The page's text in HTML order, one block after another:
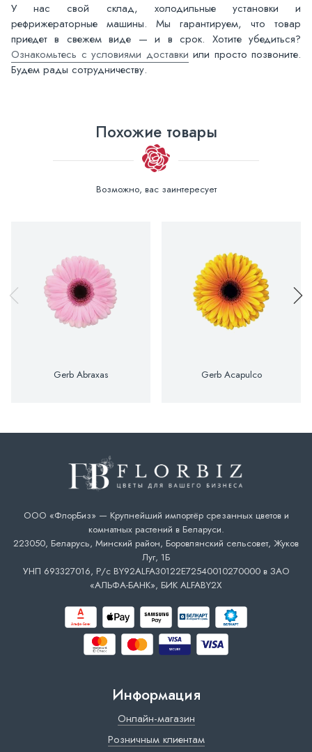
У нас свой склад, холодильные установки и
рефрижераторные машины. Мы гарантируем, что товар
приедет в свежем виде — и в срок. Хотите убедиться?
Ознакомьтесь с условиями доставки или просто позвоните.
Будем рады сотрудничеству.
Похожие товары
Возможно, вас заинтересует
Gerb Abraxas Gerb Acapulco
ООО «ФлорБиз» — Крупнейший импортёр срезанных цветов и
комнатных растений в Беларуси.
223050, Беларусь, Минский район, Боровлянский сельсовет, Жуков
Луг, 1Б
УНП 693327016, Р/с BY92ALFA30122E72540010270000 в ЗАО
«АЛЬФА-БАНК», БИК ALFABY2X
Информация
Онлайн-магазин
Розничным клиентам